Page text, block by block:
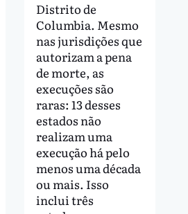
Distrito de
Columbia. Mesmo
nas jurisdições que
autorizam a pena
de morte, as
execuções são
raras: 13 desses
estados não
realizam uma
execução há pelo
menos uma década
ou mais. Isso
inclui três